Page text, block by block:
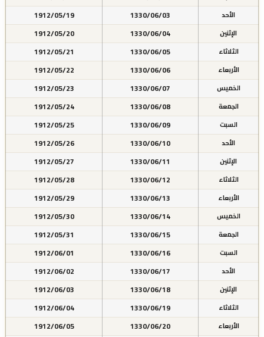
الأحد 1330/06/03
1912/05/19
الإثنين 1330/06/04
1912/05/20
الثلاثاء 1330/06/05
1912/05/21
الأربعاء 1330/06/06
1912/05/22
الخميس 1330/06/07
1912/05/23
الجمعة 1330/06/08
1912/05/24
السبت 1330/06/09
1912/05/25
الأحد 1330/06/10
1912/05/26
الإثنين 1330/06/11
1912/05/27
الثلاثاء 1330/06/12
1912/05/28
الأربعاء 1330/06/13
1912/05/29
الخميس 1330/06/14
1912/05/30
الجمعة 1330/06/15
1912/05/31
السبت 1330/06/16
1912/06/01
الأحد 1330/06/17
1912/06/02
الإثنين 1330/06/18
1912/06/03
الثلاثاء 1330/06/19
1912/06/04
الأربعاء 1330/06/20
1912/06/05